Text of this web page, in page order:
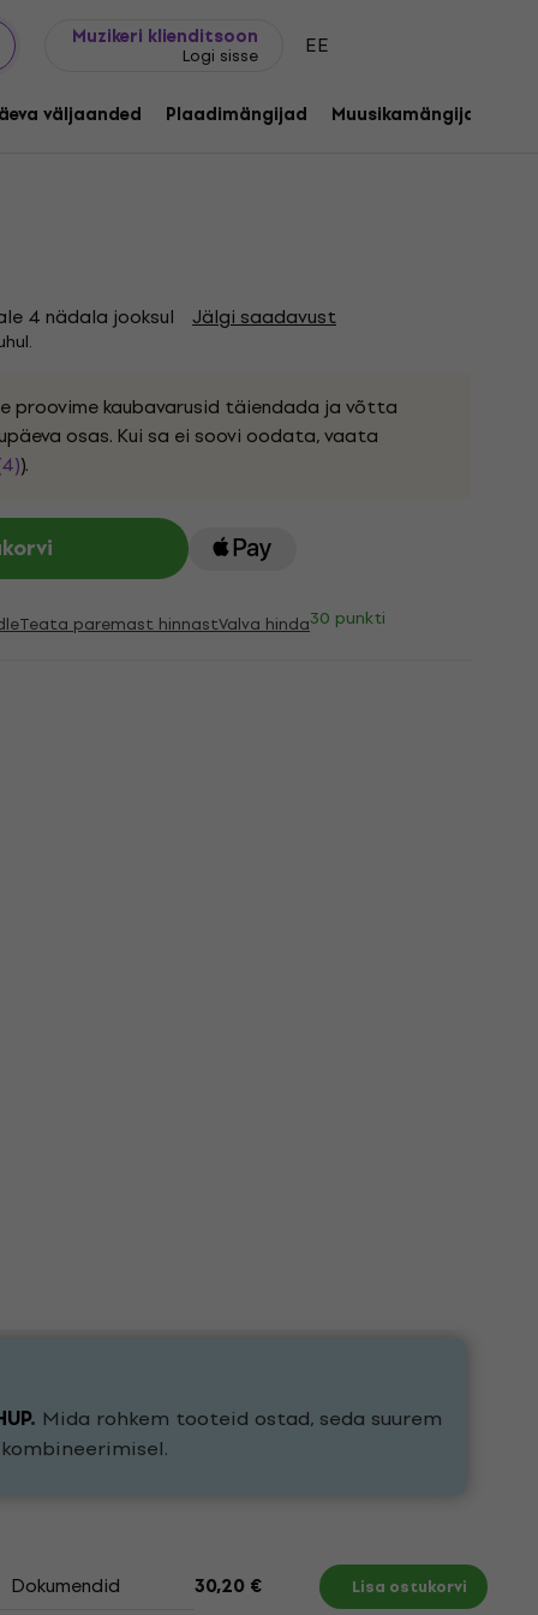
Muzikeri klienditsoon
Logi sisse EE
väljaanded Plaadimängijad Muusikamängijad
Of Oppression Part 1 (Red
4 nädala jooksul Jälgi saadavust
proovime kaubavarusid täiendada ja võtta
osas. Kui sa ei soovi oodata, vaata
).
Teata paremast hinnastValva hinda30 punkti
. Mida rohkem tooteid ostad, seda suurem
Dokumendid 30,20 € Lisa ostukorvi